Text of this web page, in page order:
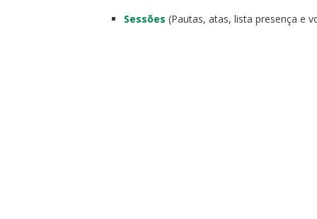
Sessões (Pautas, atas, lista presença e